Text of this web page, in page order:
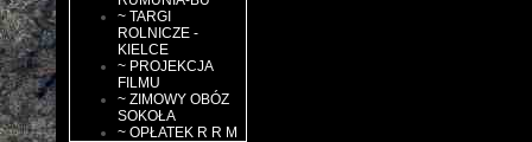
~ TARGI
ROLNICZE -
KIELCE
~ PROJEKCJA
FILMU
~ ZIMOWY OBÓZ
SOKOŁA
~ OPŁATEK R R M